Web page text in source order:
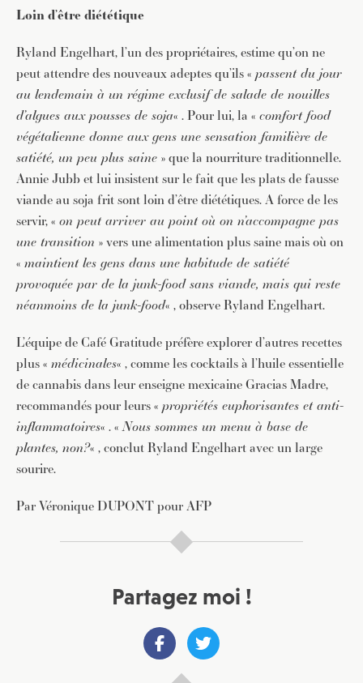
Loin d’être diététique
Ryland Engelhart, l’un des propriétaires, estime qu’on ne
peut attendre des nouveaux adeptes qu’ils « passent du jour
au lendemain à un régime exclusif de salade de nouilles
d’algues aux pousses de soja« . Pour lui, la « comfort food
végétalienne donne aux gens une sensation familière de
satiété, un peu plus saine » que la nourriture traditionnelle.
Annie Jubb et lui insistent sur le fait que les plats de fausse
viande au soja frit sont loin d’être diététiques. A force de les
servir, « on peut arriver au point où on n’accompagne pas
une transition » vers une alimentation plus saine mais où on
« maintient les gens dans une habitude de satiété
provoquée par de la junk-food sans viande, mais qui reste
néanmoins de la junk-food« , observe Ryland Engelhart.
L’équipe de Café Gratitude préfère explorer d’autres recettes
plus « médicinales« , comme les cocktails à l’huile essentielle
de cannabis dans leur enseigne mexicaine Gracias Madre,
recommandés pour leurs « propriétés euphorisantes et anti-
inflammatoires« . «Nous sommes un menu à base de
plantes, non?« , conclut Ryland Engelhart avec un large
sourire.
Par Véronique DUPONT pour AFP
Partagez moi !
JE M'INSCRIS À LA NEWSLETTER
Pour recevoir toutes les deux semaines notre lettre
d’info avec une sélection d’articles …